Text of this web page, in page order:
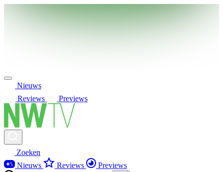
Nieuws
Reviews
Previews
Zoeken
Nieuws
Reviews Previews